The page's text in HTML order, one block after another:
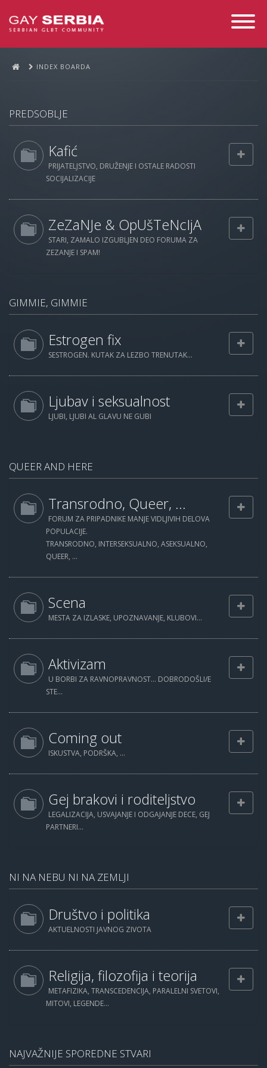
Toggle
INDEX BOARDA
PREDSOBLJE
Kafić
PRIJATELJSTVO, DRUŽENJE I OSTALE RADOSTI
SOCIJALIZACIJE
ZeZaNJe & OpUšTeNcIjA
STARI, ZAMALO IZGUBLJEN DEO FORUMA ZA
ZEZANJE I SPAM!
GIMMIE, GIMMIE
Estrogen fix
SESTROGEN. KUTAK ZA LEZBO TRENUTAK...
Ljubav i seksualnost
LJUBI, LJUBI AL GLAVU NE GUBI
QUEER AND HERE
Transrodno, Queer, ...
FORUM ZA PRIPADNIKE MANJE VIDLJIVIH DELOVA
POPULACIJE.
TRANSRODNO, INTERSEKSUALNO, ASEKSUALNO,
QUEER, ...
Scena
MESTA ZA IZLASKE, UPOZNAVANJE, KLUBOVI...
Aktivizam
U BORBI ZA RAVNOPRAVNOST... DOBRODOŠLI/E
STE...
Coming out
ISKUSTVA, PODRŠKA, ...
Gej brakovi i roditeljstvo
LEGALIZACIJA, USVAJANJE I ODGAJANJE DECE, GEJ
PARTNERI...
NI NA NEBU NI NA ZEMLJI
Društvo i politika
AKTUELNOSTI JAVNOG ZIVOTA
Religija, filozofija i teorija
METAFIZIKA, TRANSCEDENCIJA, PARALELNI SVETOVI,
MITOVI, LEGENDE...
NAJVAŽNIJE SPOREDNE STVARI